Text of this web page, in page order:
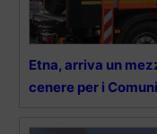
Etna, arriva un
cenere per i